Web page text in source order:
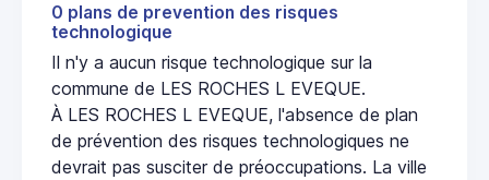
0 plans de prevention des risques
technologique
Il n'y a aucun risque technologique sur la
commune de LES ROCHES L EVEQUE.
À LES ROCHES L EVEQUE, l'absence de plan
de prévention des risques technologiques ne
devrait pas susciter de préoccupations. La ville